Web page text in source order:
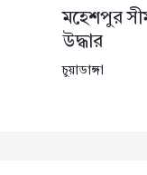
মহেশপুর
উদ্ধার
চুয়াডাঙ্গা